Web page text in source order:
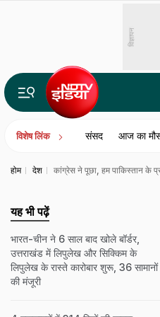
विज्ञापन
विशेष लिंक संसद आज का
होम देश कांग्रेस ने पूछा, हम पाकिस्तान के
यह भी पढ़ें
भारत-चीन ने 6 साल बाद खोले बॉर्डर,
उत्तराखंड में लिपुलेख और सिक्किम के
लिपुलेख के रास्ते कारोबार शुरू, 36 सामानों
की मंजूरी